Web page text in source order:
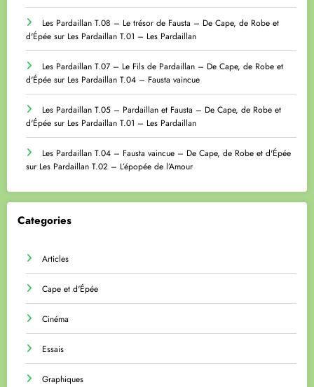
Les Pardaillan T.08 – Le trésor de Fausta – De Cape, de Robe et
d'Épée sur Les Pardaillan T.01 – Les Pardaillan
Les Pardaillan T.07 – Le Fils de Pardaillan – De Cape, de Robe et
d'Épée sur Les Pardaillan T.04 – Fausta vaincue
Les Pardaillan T.05 – Pardaillan et Fausta – De Cape, de Robe et
d'Épée sur Les Pardaillan T.01 – Les Pardaillan
Les Pardaillan T.04 – Fausta vaincue – De Cape, de Robe et d'Épée
sur Les Pardaillan T.02 – L’épopée de l’Amour
Categories
Articles
Cape et d'Épée
Cinéma
Essais
Graphiques